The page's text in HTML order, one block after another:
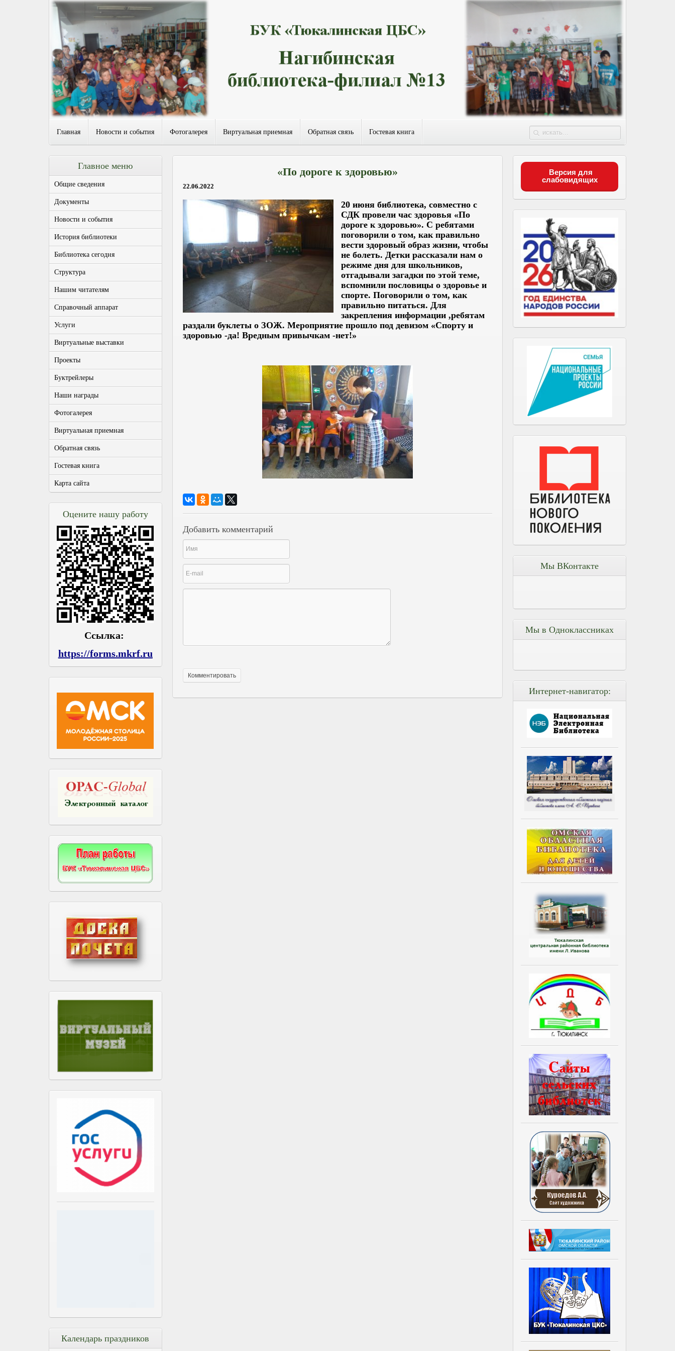
Главная Новости и события Фотогалерея Виртуальная приемная Обратная связь Гостевая книга
«По дороге к здоровью»
22.06.2022
20 июня библиотека, совместно с
СДК провели час здоровья «По
дороге к здоровью». С ребятами
поговорили о том, как правильно
вести здоровый образ жизни, чтобы
не болеть. Детки рассказали нам о
режиме дня для школьников,
отгадывали загадки по этой теме,
вспомнили пословицы о здоровье и
спорте. Поговорили о том, как
правильно питаться. Для
закрепления информации ,ребятам
раздали буклеты о ЗОЖ. Мероприятие прошло под девизом «Спорту и
здоровью -да! Вредным привычкам -нет!»
Добавить комментарий
Главное меню
Общие сведения
Документы
Новости и события
История библиотеки
Библиотека сегодня
Структура
Нашим читателям
Справочный аппарат
Услуги
Виртуальные выставки
Проекты
Буктрейлеры
Наши награды
Фотогалерея
Виртуальная приемная
Обратная связь
Гостевая книга
Карта сайта
Оцените нашу работу
Ссылка:
https://forms.mkrf.ru
Календарь праздников
Версия для
слабовидящих
Мы ВКонтакте
Мы в Одноклассниках
Интернет-навигатор: